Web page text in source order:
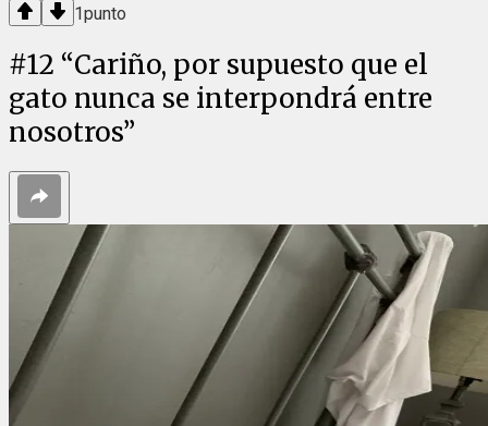
1punto
#12 “Cariño, por supuesto que el
gato nunca se interpondrá entre
nosotros”